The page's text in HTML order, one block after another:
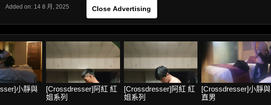
Close Advertising
Added on: 14 8 月, 2025
小靜與
[Crossdresser]阿紅 紅
姐系列
[Crossdresser]阿紅 紅
姐系列
[Crossdresser]小靜與
直男